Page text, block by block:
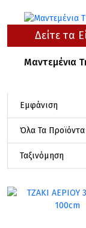
Δείτε τα
Μαντεμένια